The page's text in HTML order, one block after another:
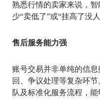
熟悉行情的卖家来说，
少“卖低了”或“挂高了没
售后服务能力强
账号交易并非单纯的信
回、争议处理等复杂环
队及标准化服务流程，